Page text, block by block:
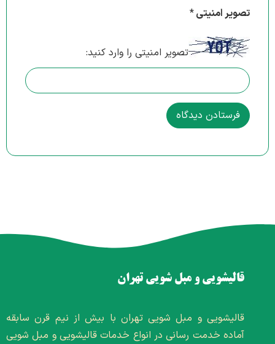
تصویر امنیتی*
تصویر امنیتی را وارد کنید:
قالیشویی و مبل شویی تهران
قالیشویی و مبل شویی تهران با بیش از نیم قرن سابقه
آماده خدمت رسانی در انواع خدمات قالیشویی و مبل شویی